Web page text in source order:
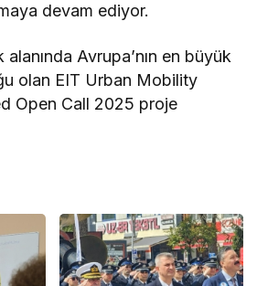
devam ediyor.
Avrupa’nın en büyük
olan EIT Urban Mobility
Open Call 2025 proje